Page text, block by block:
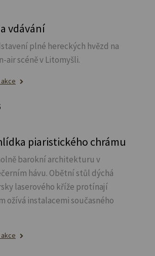
vdávání
plné hereckých hvězd na
air scéně v Litomyšli.
piaristického chrámu
barokní architekturu v
hávu. Obětní stůl dýchá
laserového kříže protínají
ožívá instalacemi současného